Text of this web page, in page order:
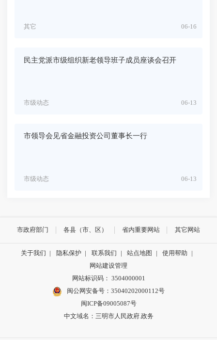
06-16
其它
民主党派市级组织新老领导班子成员座谈会召开
06-13
市级动态
市领导会见省金融投资公司董事长一行
06-13
市级动态
市政府部门 各县（市、区） 省内重要网站 其它网站
关于我们 | 隐私保护 | 联系我们 | 站点地图 | 使用帮助
|
网站建设管理
网站标识码： 3504000001
闽公网安备号：35040202000112号
闽ICP备09005087号
中文域名：三明市人民政府.政务